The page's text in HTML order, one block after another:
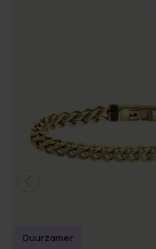
Duurzamer